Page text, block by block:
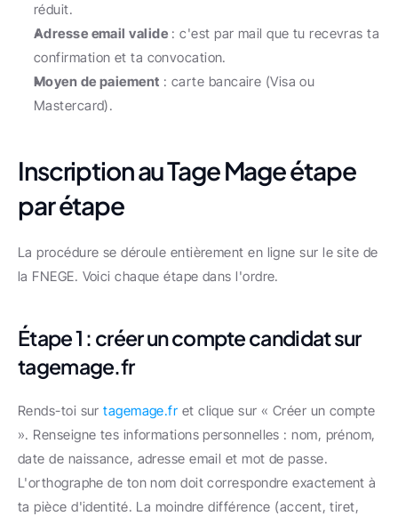
réduit.
Adresse email valide : c'est par mail que tu recevras ta
confirmation et ta convocation.
Moyen de paiement : carte bancaire (Visa ou
Mastercard).
Inscription au Tage Mage étape
par étape
La procédure se déroule entièrement en ligne sur le site de
la FNEGE. Voici chaque étape dans l'ordre.
Étape 1 : créer un compte candidat sur
tagemage.fr
Rends-toi sur tagemage.fr et clique sur « Créer un compte
». Renseigne tes informations personnelles : nom, prénom,
date de naissance, adresse email et mot de passe.
L'orthographe de ton nom doit correspondre exactement à
ta pièce d'identité. La moindre différence (accent, tiret,